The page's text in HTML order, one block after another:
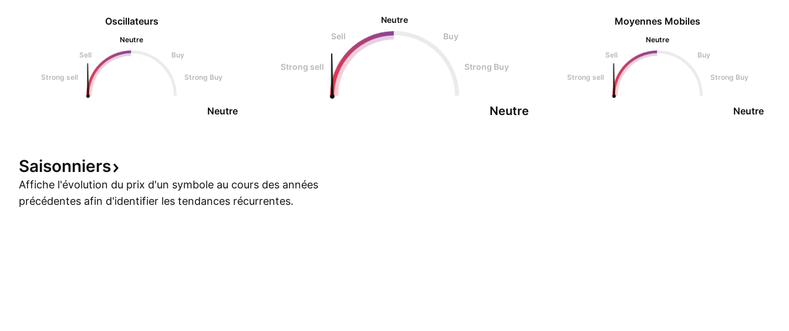
Oscillateurs
Neutre
Sell
Buy
Strong sell Strong Buy
Neutre
Neutre
Sell
Buy
Strong sell Strong Buy
Neutre
Moyennes Mobiles
Neutre
Sell
Buy
Strong sell Strong Buy
Neutre
Saisonniers
Affiche l'évolution du prix d'un symbole au cours des années
précédentes afin d'identifier les tendances récurrentes.